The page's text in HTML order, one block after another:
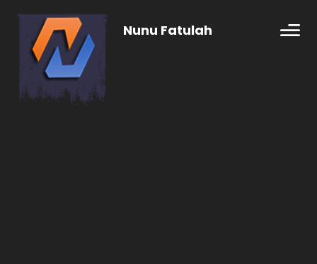
Nunu Fatulah